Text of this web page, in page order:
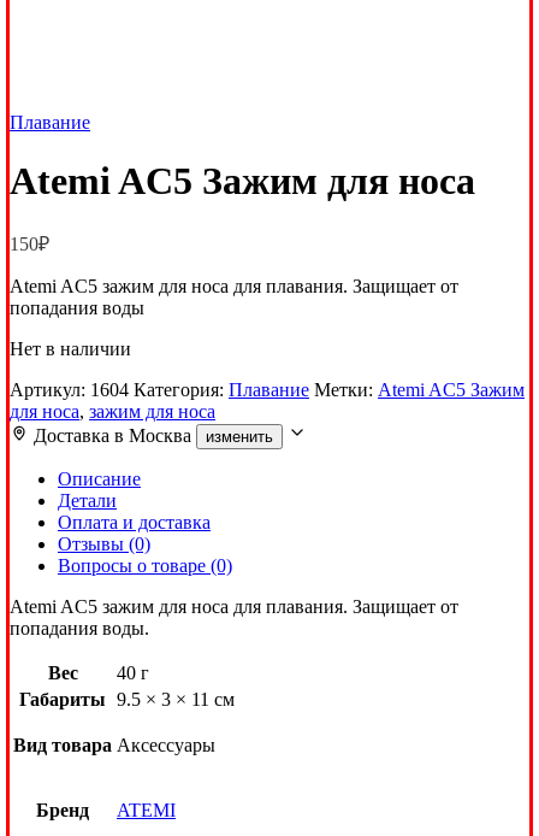
Плавание
Atemi AC5 Зажим для носа
150₽
Atemi AC5 зажим для носа для плавания. Защищает от
попадания воды
Нет в наличии
Артикул: 1604 Категория: Плавание Метки: Atemi AC5 Зажим
для носа, зажим для носа
Доставка в Москва изменить
Описание
Детали
Оплата и доставка
Отзывы (0)
Вопросы о товаре (0)
Atemi AC5 зажим для носа для плавания. Защищает от
попадания воды.
Вес
40 г
Габариты 9.5 × 3 × 11 см
Вид товара Аксессуары
Бренд ATEMI